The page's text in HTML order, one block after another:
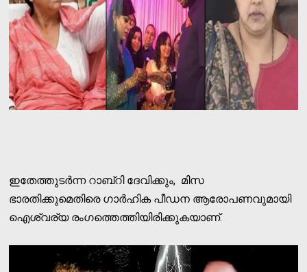
ഇതേത്തുടര്‍ന്ന റാബ്‌റി ദേവിക്കും, മിസ
ഭാരതിക്കുമെതിരെ ഗാര്‍ഹിക പീഡന ആരോപണവുമായി
ഐശ്വര്യ രംഗത്തെത്തിയിരിക്കുകയാണ്.